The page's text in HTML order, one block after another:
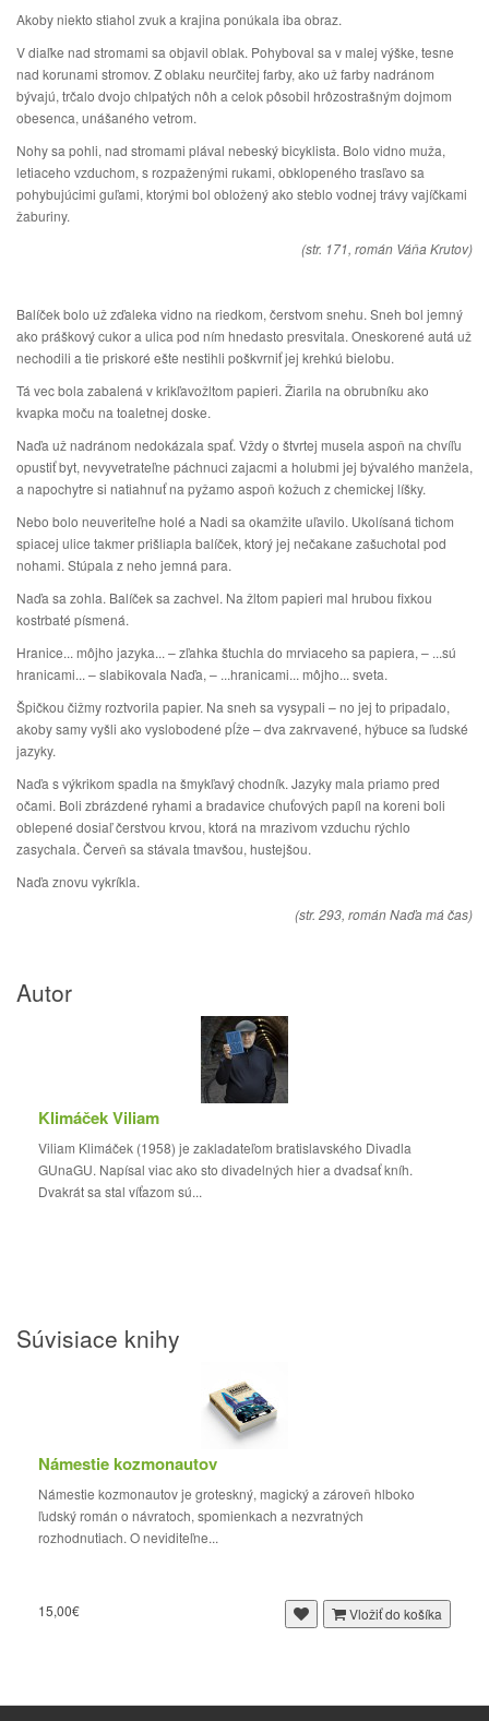
Akoby niekto stiahol zvuk a krajina ponúkala iba obraz.
V diaľke nad stromami sa objavil oblak. Pohyboval sa v malej výške, tesne
nad korunami stromov. Z oblaku neurčitej farby, ako už farby nadránom
bývajú, trčalo dvojo chlpatých nôh a celok pôsobil hrôzostrašným dojmom
obesenca, unášaného vetrom.
Nohy sa pohli, nad stromami plával nebeský bicyklista. Bolo vidno muža,
letiaceho vzduchom, s rozpaženými rukami, obklopeného trasľavo sa
pohybujúcimi guľami, ktorými bol obložený ako steblo vodnej trávy vajíčkami
žaburiny.
(str. 171, román Váňa Krutov)
Balíček bolo už zďaleka vidno na riedkom, čerstvom snehu. Sneh bol jemný
ako práškový cukor a ulica pod ním hnedasto presvitala. Oneskorené autá už
nechodili a tie priskoré ešte nestihli poškvrniť jej krehkú bielobu.
Tá vec bola zabalená v krikľavožltom papieri. Žiarila na obrubníku ako
kvapka moču na toaletnej doske.
Naďa už nadránom nedokázala spať. Vždy o štvrtej musela aspoň na chvíľu
opustiť byt, nevyvetrateľne páchnuci zajacmi a holubmi jej bývalého manžela,
a napochytre si natiahnuť na pyžamo aspoň kožuch z chemickej líšky.
Nebo bolo neuveriteľne holé a Nadi sa okamžite uľavilo. Ukolísaná tichom
spiacej ulice takmer prišliapla balíček, ktorý jej nečakane zašuchotal pod
nohami. Stúpala z neho jemná para.
Naďa sa zohla. Balíček sa zachvel. Na žltom papieri mal hrubou fixkou
kostrbaté písmená.
Hranice... môjho jazyka... – zľahka štuchla do mrviaceho sa papiera, – ...sú
hranicami... – slabikovala Naďa, – ...hranicami... môjho... sveta.
Špičkou čižmy roztvorila papier. Na sneh sa vysypali – no jej to pripadalo,
akoby samy vyšli ako vyslobodené pĺže – dva zakrvavené, hýbuce sa ľudské
jazyky.
Naďa s výkrikom spadla na šmykľavý chodník. Jazyky mala priamo pred
očami. Boli zbrázdené ryhami a bradavice chuťových papíl na koreni boli
oblepené dosiaľ čerstvou krvou, ktorá na mrazivom vzduchu rýchlo
zasychala. Červeň sa stávala tmavšou, hustejšou.
Naďa znovu vykríkla.
(str. 293, román Naďa má čas)
Autor
Klimáček Viliam
Viliam Klimáček (1958) je zakladateľom bratislavského Divadla
GUnaGU. Napísal viac ako sto divadelných hier a dvadsať kníh.
Dvakrát sa stal víťazom sú...
Súvisiace knihy
Námestie kozmonautov
Námestie kozmonautov je groteskný, magický a zároveň hlboko
ľudský román o návratoch, spomienkach a nezvratných
rozhodnutiach. O neviditeľne...
15,00€ Vložiť do košíka